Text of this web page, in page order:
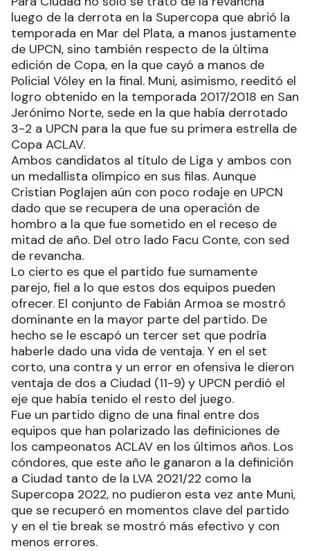
luego de la derrota en la Supercopa que abrió la
temporada en Mar del Plata, a manos justamente
de UPCN, sino también respecto de la última
edición de Copa, en la que cayó a manos de
Policial Vóley en la final. Muni, asimismo, reeditó el
logro obtenido en la temporada 2017/2018 en San
Jerónimo Norte, sede en la que había derrotado
3-2 a UPCN para la que fue su primera estrella de
Copa ACLAV.
Ambos candidatos al título de Liga y ambos con
un medallista olímpico en sus filas. Aunque
Cristian Poglajen aún con poco rodaje en UPCN
dado que se recupera de una operación de
hombro a la que fue sometido en el receso de
mitad de año. Del otro lado Facu Conte, con sed
de revancha.
Lo cierto es que el partido fue sumamente
parejo, fiel a lo que estos dos equipos pueden
ofrecer. El conjunto de Fabián Armoa se mostró
dominante en la mayor parte del partido. De
hecho se le escapó un tercer set que podría
haberle dado una vida de ventaja. Y en el set
corto, una contra y un error en ofensiva le dieron
ventaja de dos a Ciudad (11-9) y UPCN perdió el
eje que había tenido el resto del juego.
Fue un partido digno de una final entre dos
equipos que han polarizado las definiciones de
los campeonatos ACLAV en los últimos años. Los
cóndores, que este año le ganaron a la definición
a Ciudad tanto de la LVA 2021/22 como la
Supercopa 2022, no pudieron esta vez ante Muni,
que se recuperó en momentos clave del partido
y en el tie break se mostró más efectivo y con
menos errores.